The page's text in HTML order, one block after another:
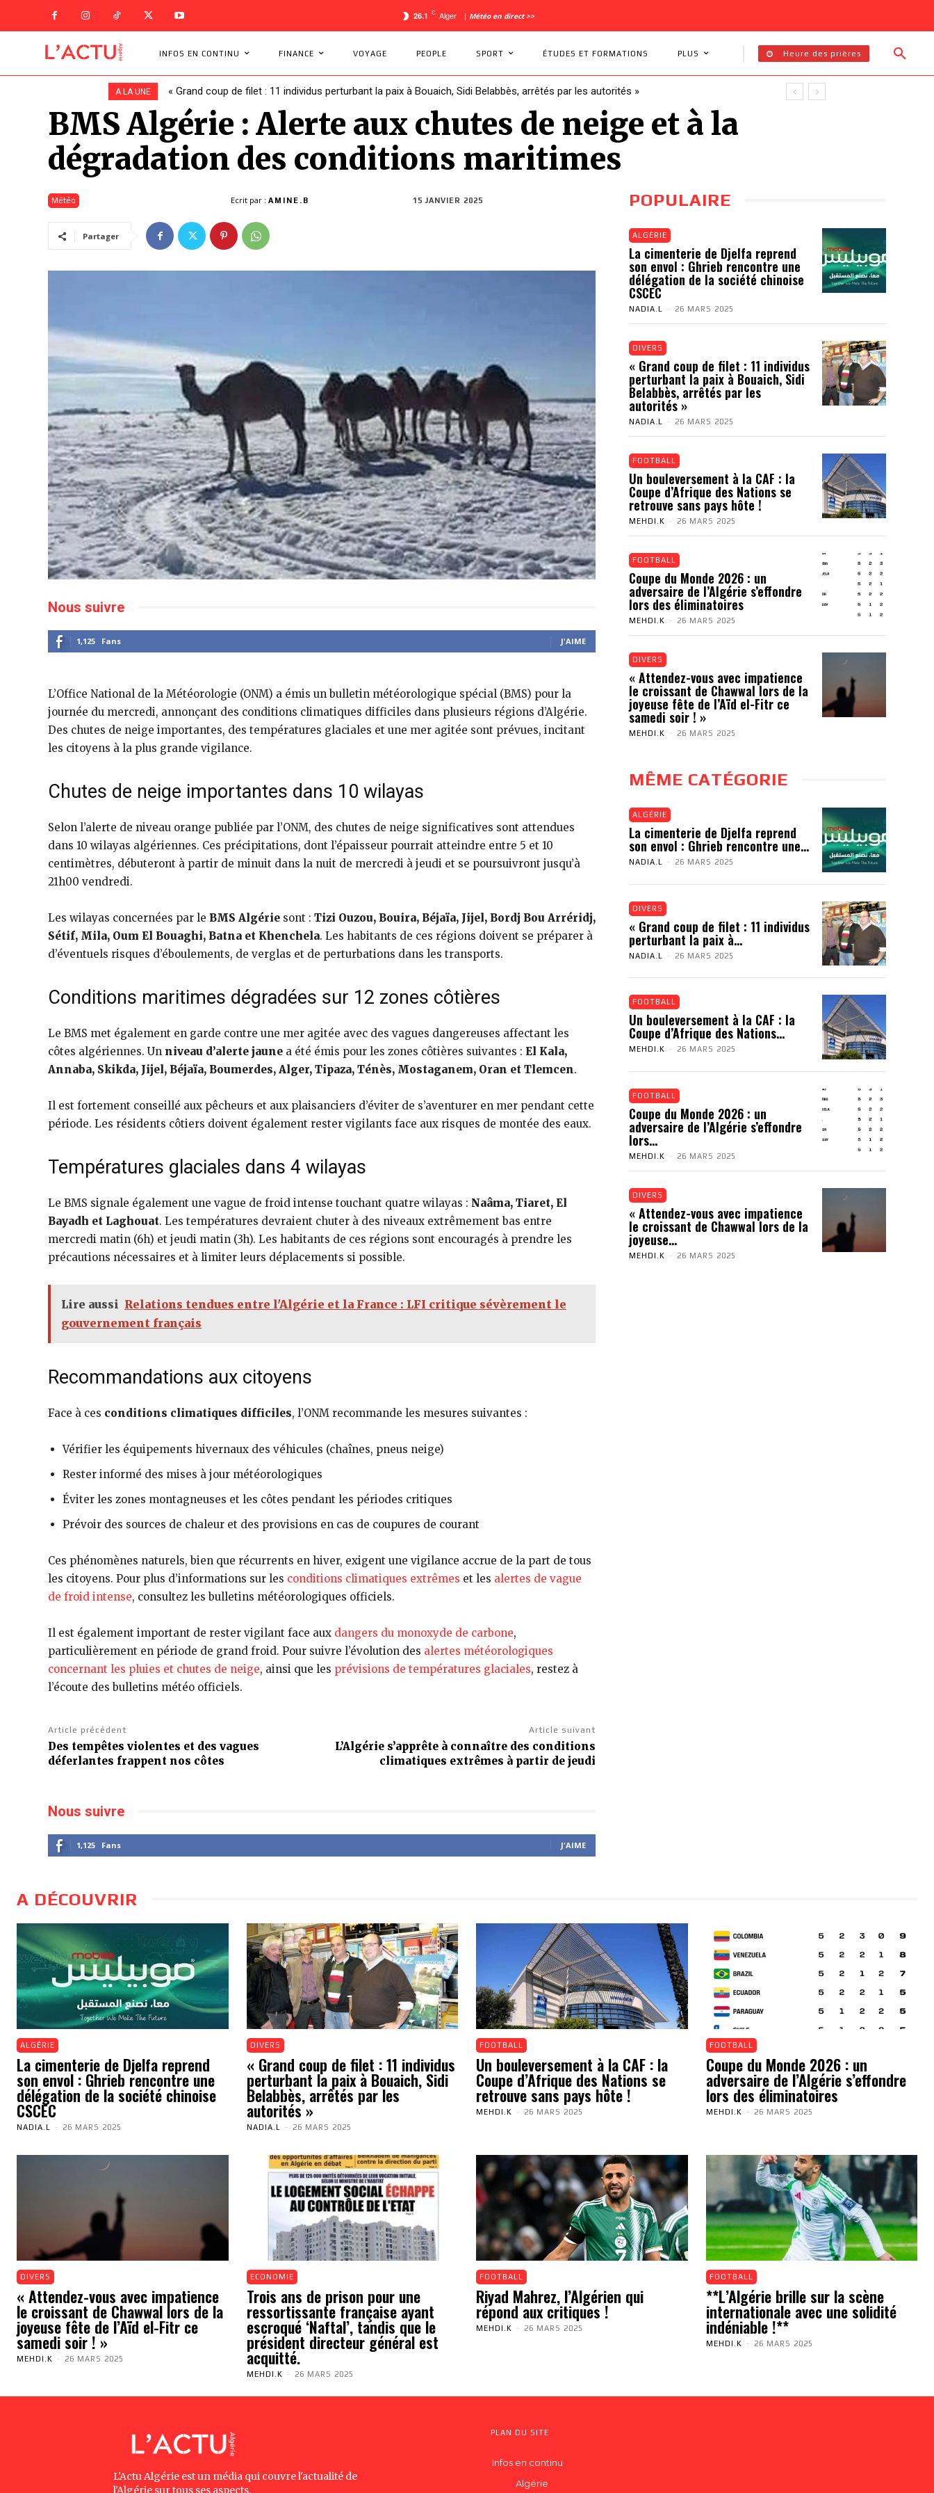
26.1 C Alger | Météo en direct >>
INFOS EN CONTINU FINANCE VOYAGE PEOPLE SPORT ÉTUDES ET FORMATIONS PLUS Heure des prières
A LA UNE « Grand coup de filet : 11 individus perturbant la paix à Bouaich, Sidi Belabbès, arrêtés par les autorités »
Un bouleversement à la CAF : la Coupe d’Afrique des Nations se retrouve sans pays hôte !
BMS Algérie : Alerte aux chutes de neige et à la
dégradation des conditions maritimes
Météo Ecrit par : AMINE.B 15 JANVIER 2025
Partager
Nous suivre
1,125 Fans J'AIME
L’Office National de la Météorologie (ONM) a émis un bulletin météorologique spécial (BMS) pour la
journée du mercredi, annonçant des conditions climatiques difficiles dans plusieurs régions d’Algérie.
Des chutes de neige importantes, des températures glaciales et une mer agitée sont prévues, incitant
les citoyens à la plus grande vigilance.
Chutes de neige importantes dans 10 wilayas
Selon l’alerte de niveau orange publiée par l’ONM, des chutes de neige significatives sont attendues
dans 10 wilayas algériennes. Ces précipitations, dont l’épaisseur pourrait atteindre entre 5 et 10
centimètres, débuteront à partir de minuit dans la nuit de mercredi à jeudi et se poursuivront jusqu’à
21h00 vendredi.
Les wilayas concernées par le BMS Algérie sont : Tizi Ouzou, Bouira, Béjaïa, Jijel, Bordj Bou Arréridj,
Sétif, Mila, Oum El Bouaghi, Batna et Khenchela. Les habitants de ces régions doivent se préparer à
d’éventuels risques d’éboulements, de verglas et de perturbations dans les transports.
Conditions maritimes dégradées sur 12 zones côtières
Le BMS met également en garde contre une mer agitée avec des vagues dangereuses affectant les
côtes algériennes. Un niveau d’alerte jaune a été émis pour les zones côtières suivantes : El Kala,
Annaba, Skikda, Jijel, Béjaïa, Boumerdes, Alger, Tipaza, Ténès, Mostaganem, Oran et Tlemcen.
Il est fortement conseillé aux pêcheurs et aux plaisanciers d’éviter de s’aventurer en mer pendant cette
période. Les résidents côtiers doivent également rester vigilants face aux risques de montée des eaux.
Températures glaciales dans 4 wilayas
Le BMS signale également une vague de froid intense touchant quatre wilayas : Naâma, Tiaret, El
Bayadh et Laghouat. Les températures devraient chuter à des niveaux extrêmement bas entre
mercredi matin (6h) et jeudi matin (3h). Les habitants de ces régions sont encouragés à prendre les
précautions nécessaires et à limiter leurs déplacements si possible.
Lire aussi Relations tendues entre l'Algérie et la France : LFI critique sévèrement le
gouvernement français
Recommandations aux citoyens
Face à ces conditions climatiques difficiles, l’ONM recommande les mesures suivantes :
Vérifier les équipements hivernaux des véhicules (chaînes, pneus neige)
Rester informé des mises à jour météorologiques
Éviter les zones montagneuses et les côtes pendant les périodes critiques
Prévoir des sources de chaleur et des provisions en cas de coupures de courant
Ces phénomènes naturels, bien que récurrents en hiver, exigent une vigilance accrue de la part de tous
les citoyens. Pour plus d’informations sur les conditions climatiques extrêmes et les alertes de vague
de froid intense, consultez les bulletins météorologiques officiels.
Il est également important de rester vigilant face aux dangers du monoxyde de carbone,
particulièrement en période de grand froid. Pour suivre l’évolution des alertes météorologiques
concernant les pluies et chutes de neige, ainsi que les prévisions de températures glaciales, restez à
l’écoute des bulletins météo officiels.
Article précédent
Des tempêtes violentes et des vagues
déferlantes frappent nos côtes
Article suivant
L’Algérie s’apprête à connaître des conditions
climatiques extrêmes à partir de jeudi
Nous suivre
1,125 Fans J'AIME
POPULAIRE
ALGÉRIE
La cimenterie de Djelfa reprend
son envol : Ghrieb rencontre une
délégation de la société chinoise
CSCEC
NADIA.L - 26 MARS 2025
DIVERS
« Grand coup de filet : 11 individus
perturbant la paix à Bouaich, Sidi
Belabbès, arrêtés par les
autorités »
NADIA.L - 26 MARS 2025
FOOTBALL
Un bouleversement à la CAF : la
Coupe d’Afrique des Nations se
retrouve sans pays hôte !
MEHDI.K - 26 MARS 2025
FOOTBALL
Coupe du Monde 2026 : un
adversaire de l’Algérie s’effondre
lors des éliminatoires
MEHDI.K - 26 MARS 2025
DIVERS
« Attendez-vous avec impatience
le croissant de Chawwal lors de la
joyeuse fête de l’Aïd el-Fitr ce
samedi soir ! »
MEHDI.K - 26 MARS 2025
MÊME CATÉGORIE
ALGÉRIE
La cimenterie de Djelfa reprend
son envol : Ghrieb rencontre une...
NADIA.L - 26 MARS 2025
DIVERS
« Grand coup de filet : 11 individus
perturbant la paix à...
NADIA.L - 26 MARS 2025
FOOTBALL
Un bouleversement à la CAF : la
Coupe d’Afrique des Nations...
MEHDI.K - 26 MARS 2025
FOOTBALL
Coupe du Monde 2026 : un
adversaire de l’Algérie s’effondre
lors...
MEHDI.K - 26 MARS 2025
DIVERS
« Attendez-vous avec impatience
le croissant de Chawwal lors de la
joyeuse...
MEHDI.K - 26 MARS 2025
A DÉCOUVRIR
ALGÉRIE
La cimenterie de Djelfa reprend
son envol : Ghrieb rencontre une
délégation de la société chinoise
CSCEC
NADIA.L - 26 MARS 2025
DIVERS
« Grand coup de filet : 11 individus
perturbant la paix à Bouaich, Sidi
Belabbès, arrêtés par les
autorités »
NADIA.L - 26 MARS 2025
FOOTBALL
Un bouleversement à la CAF : la
Coupe d’Afrique des Nations se
retrouve sans pays hôte !
MEHDI.K - 26 MARS 2025
FOOTBALL
Coupe du Monde 2026 : un
adversaire de l’Algérie s’effondre
lors des éliminatoires
MEHDI.K - 26 MARS 2025
DIVERS
« Attendez-vous avec impatience
le croissant de Chawwal lors de la
joyeuse fête de l’Aïd el-Fitr ce
samedi soir ! »
MEHDI.K - 26 MARS 2025
ECONOMIE
Trois ans de prison pour une
ressortissante française ayant
escroqué ‘Naftal’, tandis que le
président directeur général est
acquitté.
MEHDI.K - 26 MARS 2025
FOOTBALL
Riyad Mahrez, l’Algérien qui
répond aux critiques !
MEHDI.K - 26 MARS 2025
FOOTBALL
**L’Algérie brille sur la scène
internationale avec une solidité
indéniable !**
MEHDI.K - 26 MARS 2025
L'Actu Algérie est un média qui couvre l'actualité de
l'Algérie sur tous ses aspects.
PLAN DU SITE
Infos en continu
Algérie